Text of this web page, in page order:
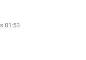
01:53